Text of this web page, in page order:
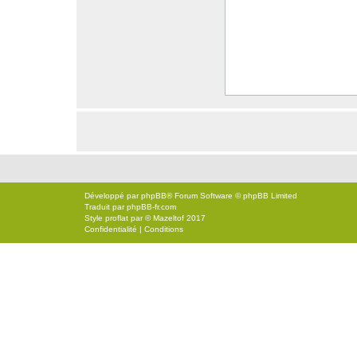
Développé parphpBB® Forum Software © phpBB Limited
Traduit parphpBB-fr.com
Style proflat par ©Mazeltof 2017
Confidentialité | Conditions